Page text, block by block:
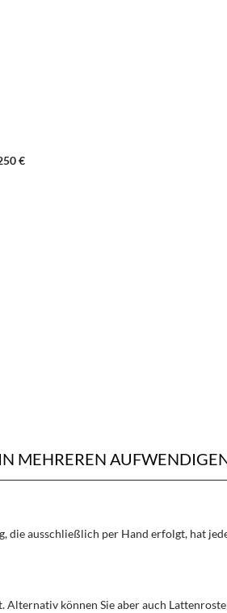
€
MEHREREN
die ausschließlich per Hand erfolgt, hat
können Sie aber auch